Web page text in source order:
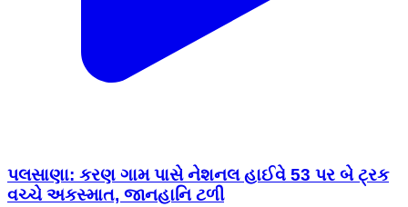
પલસાણા: કરણ ગામ પાસે નેશનલ હાઈવે 53 પર બે ટ્રક
વચ્ચે અકસ્માત, જાનહાનિ ટળી